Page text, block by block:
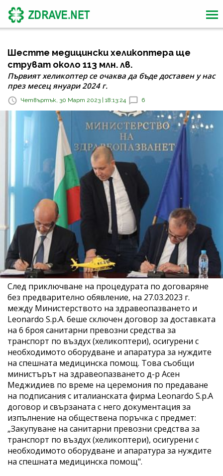
Шестте медицински хеликоптера ще
струват около 113 млн. лв.
Първият хеликоптер се очаква да бъде доставен у нас
през месец януари 2024 г.
Четвъртък, 30 Март 2023 | 18:13:24 6
След приключване на процедурата по договаряне
без предварително обявление, на 27.03.2023 г.
между Министерството на здравеопазването и
Leonardo S.p.A. беше сключен договор за доставката
на 6 броя санитарни превозни средства за
транспорт по въздух (хеликоптери), осигурени с
необходимото оборудване и апаратура за нуждите
на спешната медицинска помощ. Това съобщи
министърът на здравеопазването д-р Асен
Меджидиев по време на церемония по предаване
на подписания с италианската фирма Leonardo S.p.A
договор и свързаната с него документация за
изпълнение на обществена поръчка с предмет:
„Закупуване на санитарни превозни средства за
транспорт по въздух (хеликоптери), осигурени с
необходимото оборудване и апаратура за нуждите
на спешната медицинска помощ".